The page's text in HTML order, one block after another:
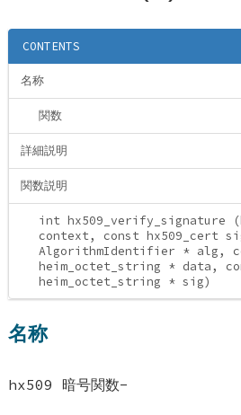
CONTENTS
名称
関数
詳細説明
関数説明
int hx509_verify_signature
context, const hx509_cert
AlgorithmIdentifier * alg,
heim_octet_string * data,
heim_octet_string * sig)
名称
hx509 暗号関数-